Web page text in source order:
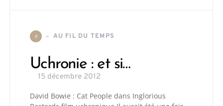
A AU FIL DU TEMPS
Uchronie : et si…
15 décembre 2012
David Bowie : Cat People dans Inglorious